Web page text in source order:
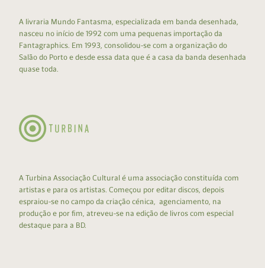
A livraria Mundo Fantasma, especializada em banda desenhada,
nasceu no início de 1992 com uma pequenas importação da
Fantagraphics. Em 1993, consolidou-se com a organização do
Salão do Porto e desde essa data que é a casa da banda desenhada
quase toda.
A Turbina Associação Cultural é uma associação constituída com
artistas e para os artistas. Começou por editar discos, depois
espraiou-se no campo da criação cénica, agenciamento, na
produção e por fim, atreveu-se na edição de livros com especial
destaque para a BD.